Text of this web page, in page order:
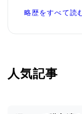
略歴をすべて読
人気記事